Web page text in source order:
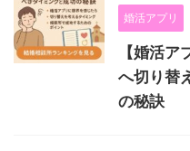
婚活アプリ
【婚活
へ切り替
の秘訣